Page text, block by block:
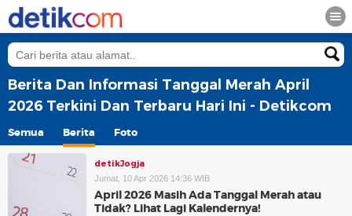
Berita Dan Informasi Tanggal Merah April
2026 Terkini Dan Terbaru Hari Ini - Detikcom
Semua Berita Foto
detikJogja
Jumat, 10 Apr 2026 14:36 WIB
April 2026 Masih Ada Tanggal Merah atau
Tidak? Lihat Lagi Kalendernya!